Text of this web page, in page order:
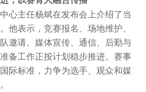
心主任杨斌在发布会上介绍了当
他表示，竞赛报名、场地维护、
邀请、媒体宣传、通信、后勤与
备工作正按计划稳步推进。赛事
际标准，力争为选手、观众和媒